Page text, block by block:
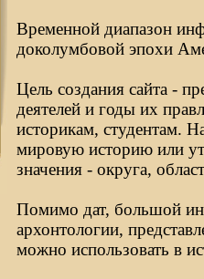
Временной диапазон
доколумбовой эпохи
Цель создания сайта -
деятелей и годы их
историкам, студентам.
мировую историю или
значения - округа,
Помимо дат, большой
архонтологии,
можно использовать в